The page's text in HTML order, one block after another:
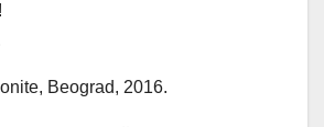
Beograd, 2016.